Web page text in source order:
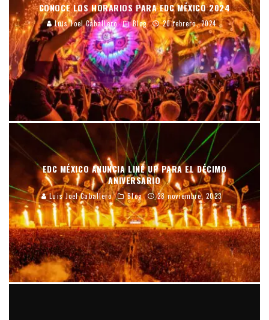
CONOCE LOS HORARIOS PARA EDC MÉXICO 2024
Luis Joel Caballero Blog 20 febrero, 2024
EDC MÉXICO ANUNCIA LINE UP PARA EL DÉCIMO
ANIVERSARIO
Luis Joel Caballero Blog 28 noviembre, 2023